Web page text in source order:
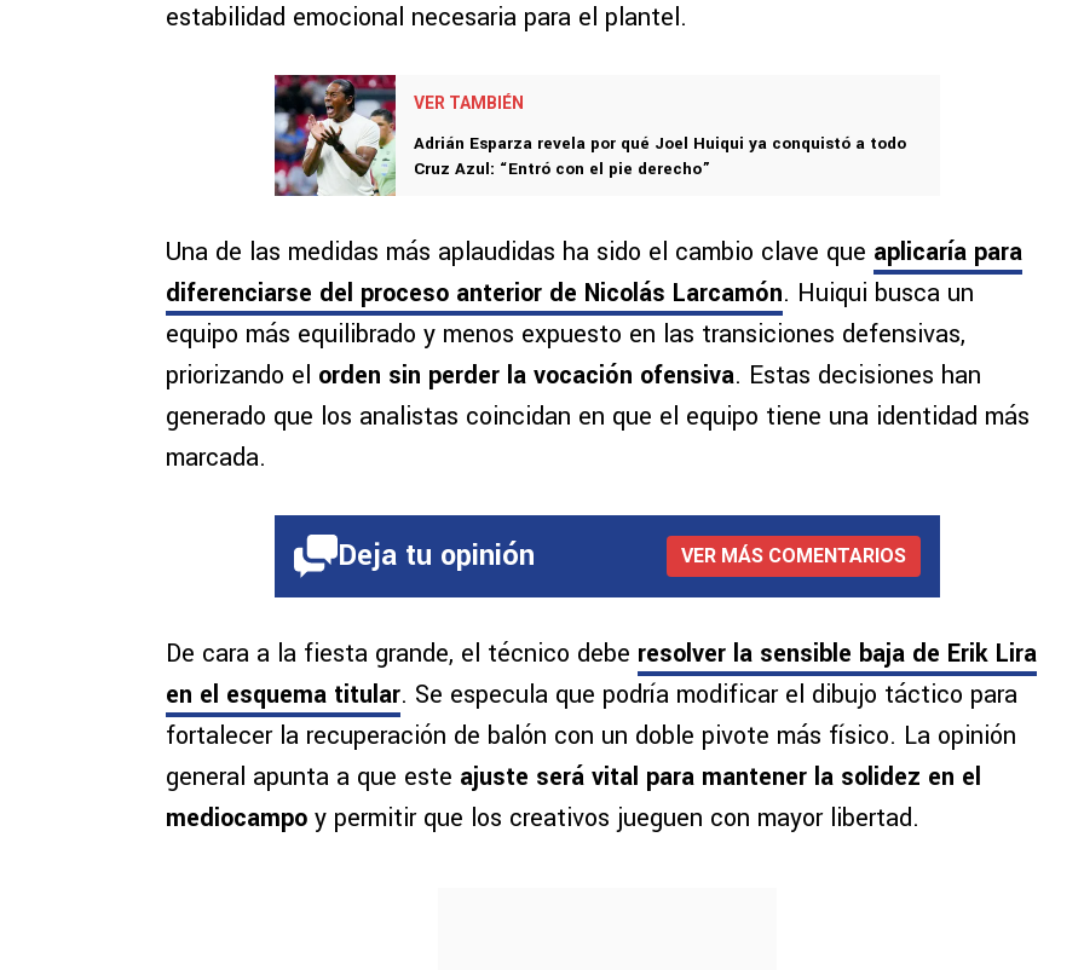
estabilidad emocional necesaria para el plantel.
VER TAMBIÉN
Adrián Esparza revela por qué Joel Huiqui ya conquistó a todo
Cruz Azul: “Entró con el pie derecho”
Una de las medidas más aplaudidas ha sido el cambio clave que aplicaría para
diferenciarse del proceso anterior de Nicolás Larcamón. Huiqui busca un
equipo más equilibrado y menos expuesto en las transiciones defensivas,
priorizando el orden sin perder la vocación ofensiva. Estas decisiones han
generado que los analistas coincidan en que el equipo tiene una identidad más
marcada.
Deja tu opinión VER MÁS COMENTARIOS
De cara a la fiesta grande, el técnico debe resolver la sensible baja de Erik Lira
en el esquema titular. Se especula que podría modificar el dibujo táctico para
fortalecer la recuperación de balón con un doble pivote más físico. La opinión
general apunta a que este ajuste será vital para mantener la solidez en el
mediocampo y permitir que los creativos jueguen con mayor libertad.